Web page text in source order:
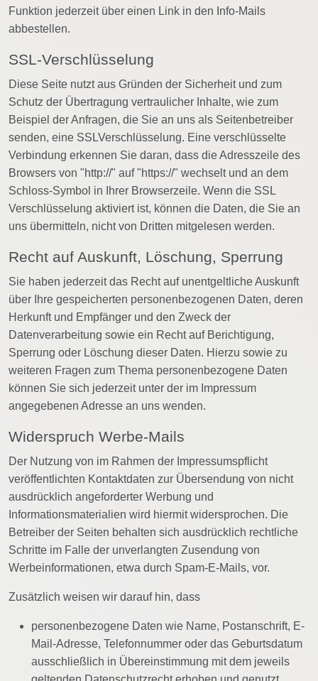
Funktion jederzeit über einen Link in den Info-Mails
abbestellen.
SSL-Verschlüsselung
Diese Seite nutzt aus Gründen der Sicherheit und zum
Schutz der Übertragung vertraulicher Inhalte, wie zum
Beispiel der Anfragen, die Sie an uns als Seitenbetreiber
senden, eine SSLVerschlüsselung. Eine verschlüsselte
Verbindung erkennen Sie daran, dass die Adresszeile des
Browsers von "http://" auf "https://" wechselt und an dem
Schloss-Symbol in Ihrer Browserzeile. Wenn die SSL
Verschlüsselung aktiviert ist, können die Daten, die Sie an
uns übermitteln, nicht von Dritten mitgelesen werden.
Recht auf Auskunft, Löschung, Sperrung
Sie haben jederzeit das Recht auf unentgeltliche Auskunft
über Ihre gespeicherten personenbezogenen Daten, deren
Herkunft und Empfänger und den Zweck der
Datenverarbeitung sowie ein Recht auf Berichtigung,
Sperrung oder Löschung dieser Daten. Hierzu sowie zu
weiteren Fragen zum Thema personenbezogene Daten
können Sie sich jederzeit unter der im Impressum
angegebenen Adresse an uns wenden.
Widerspruch Werbe-Mails
Der Nutzung von im Rahmen der Impressumspflicht
veröffentlichten Kontaktdaten zur Übersendung von nicht
ausdrücklich angeforderter Werbung und
Informationsmaterialien wird hiermit widersprochen. Die
Betreiber der Seiten behalten sich ausdrücklich rechtliche
Schritte im Falle der unverlangten Zusendung von
Werbeinformationen, etwa durch Spam-E-Mails, vor.
Zusätzlich weisen wir darauf hin, dass
personenbezogene Daten wie Name, Postanschrift, E-
Mail-Adresse, Telefonnummer oder das Geburtsdatum
ausschließlich in Übereinstimmung mit dem jeweils